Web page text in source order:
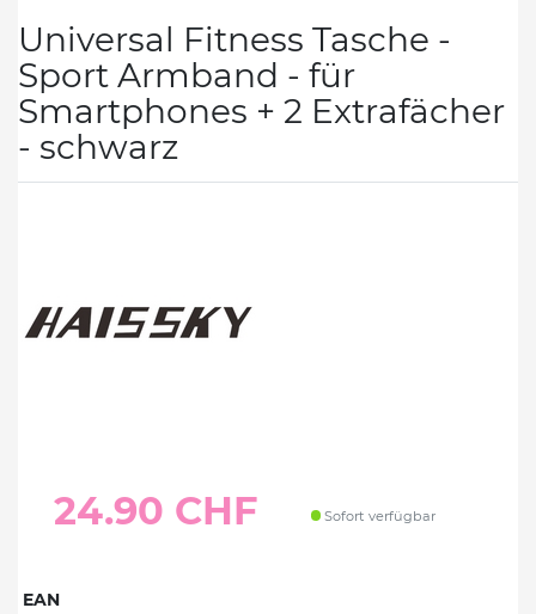
Universal Fitness Tasche -
Sport Armband - für
Smartphones + 2 Extrafächer
- schwarz
24.90 CHF Sofort verfügbar
EAN